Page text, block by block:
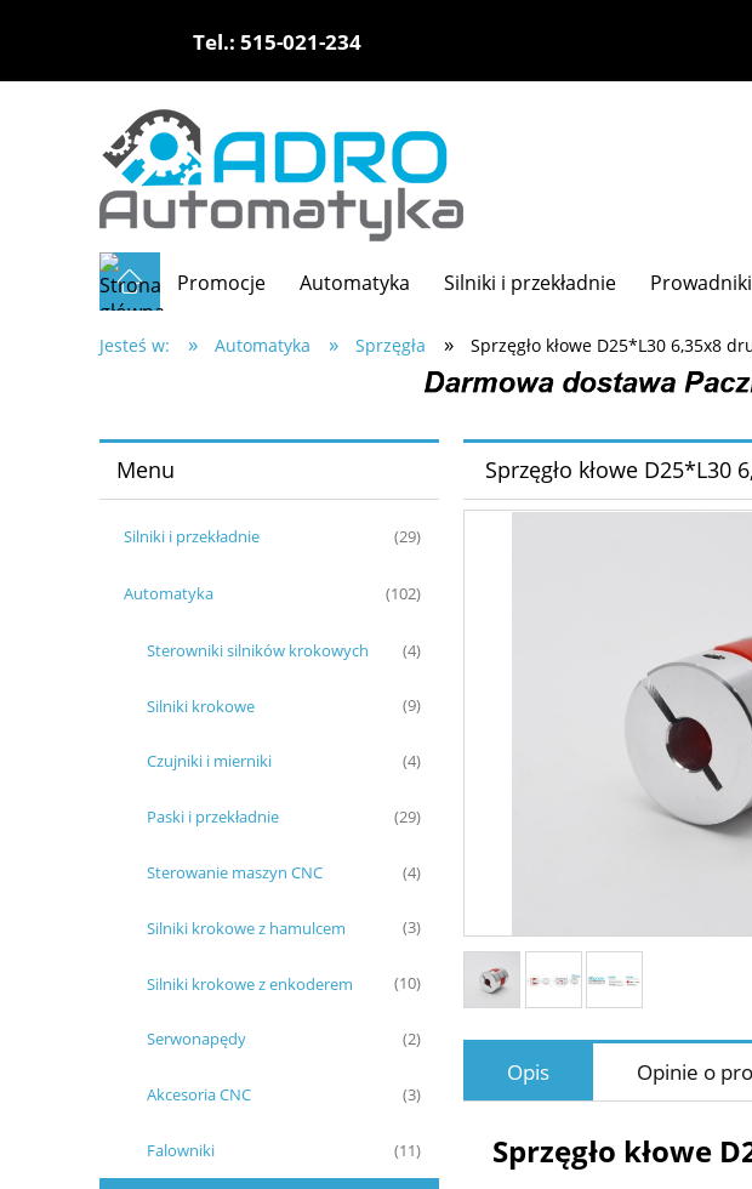
Tel.: 515-021-234
Promocje Automatyka Silniki i przekładnie
Jesteś w: » Automatyka » Sprzęgła » Sprzęgło kłowe D25*L30 6,35x8
Menu
Silniki i przekładnie (29)
Automatyka (102)
Sterowniki silników krokowych (4)
Silniki krokowe (9)
Czujniki i mierniki (4)
Paski i przekładnie (29)
Sterowanie maszyn CNC (4)
Silniki krokowe z hamulcem (3)
Silniki krokowe z enkoderem (10)
Serwonapędy (2)
Akcesoria CNC (3)
Falowniki (11)
Sprzęgło kłowe D25*L30
Opis Opinie o
Sprzęgło kłowe